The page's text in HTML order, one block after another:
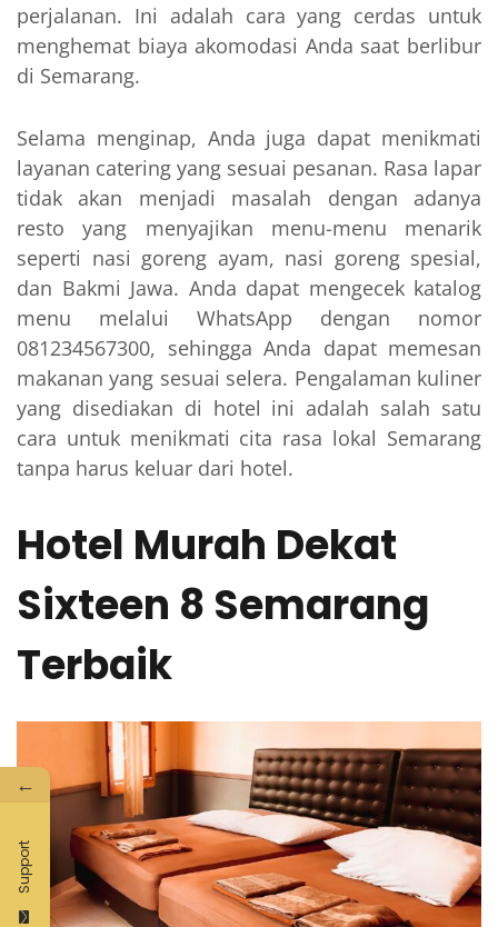
perjalanan. Ini adalah cara yang cerdas untuk
menghemat biaya akomodasi Anda saat berlibur
di Semarang.
Selama menginap, Anda juga dapat menikmati
layanan catering yang sesuai pesanan. Rasa lapar
tidak akan menjadi masalah dengan adanya
resto yang menyajikan menu-menu menarik
seperti nasi goreng ayam, nasi goreng spesial,
dan Bakmi Jawa. Anda dapat mengecek katalog
menu melalui WhatsApp dengan nomor
081234567300, sehingga Anda dapat memesan
makanan yang sesuai selera. Pengalaman kuliner
yang disediakan di hotel ini adalah salah satu
cara untuk menikmati cita rasa lokal Semarang
tanpa harus keluar dari hotel.
Hotel Murah Dekat
Sixteen 8 Semarang
Terbaik
←
Support